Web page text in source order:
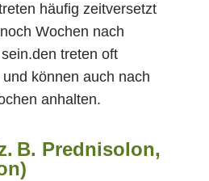
häufig zeitversetzt
Wochen nach
treten oft
können auch nach
anhalten.
B. Prednisolon,